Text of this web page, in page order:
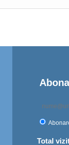
Total